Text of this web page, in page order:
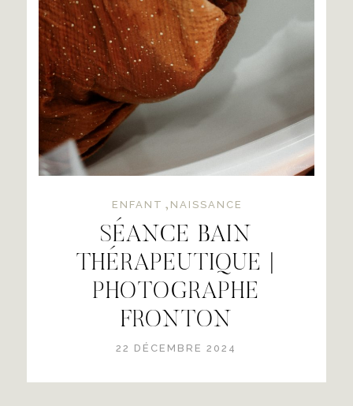
ENFANT , NAISSANCE
SÉANCE BAIN
THÉRAPEUTIQUE |
PHOTOGRAPHE
FRONTON
22 DÉCEMBRE 2024